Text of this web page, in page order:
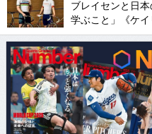
ブレイセンと日
学ぶこと」《ケ